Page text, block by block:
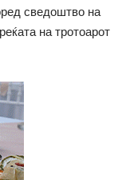
сведоштво на
на тротоарот